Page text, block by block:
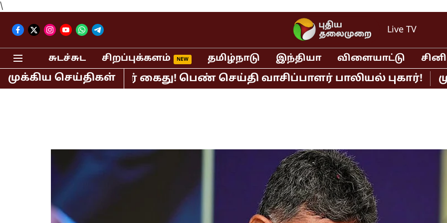
\
Live TV
சுடச்சுட சிறப்புக்களம் தமிழ்நாடு இந்தியா விளையாட்டு
முக்கிய செய்திகள்
பி.ஆர்.சுந்தர் கைது! பெண் செய்தி வாசிப்பாளர் பாலியல் புகார்!